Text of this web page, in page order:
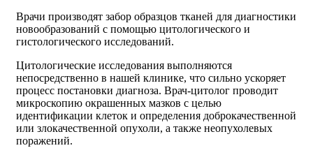
Врачи производят забор образцов тканей для диагностики
новообразований с помощью цитологического и
гистологического исследований.
Цитологические исследования выполняются
непосредственно в нашей клинике, что сильно ускоряет
процесс постановки диагноза. Врач-цитолог проводит
микроскопию окрашенных мазков с целью
идентификации клеток и определения доброкачественной
или злокачественной опухоли, а также неопухолевых
поражений.